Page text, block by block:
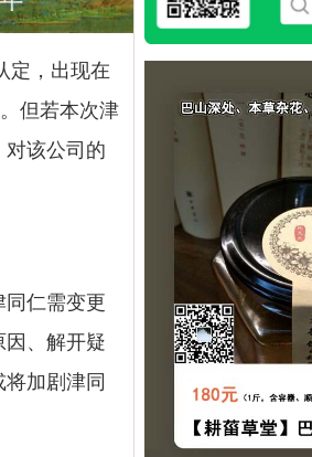
，出现在
但若本次津
该公司的
仁需变更
、解开疑
加剧津同